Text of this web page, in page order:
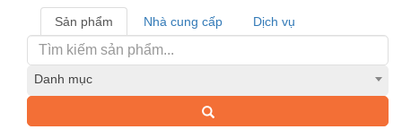
Sản phẩm Nhà cung cấp Dịch vụ
Danh mục